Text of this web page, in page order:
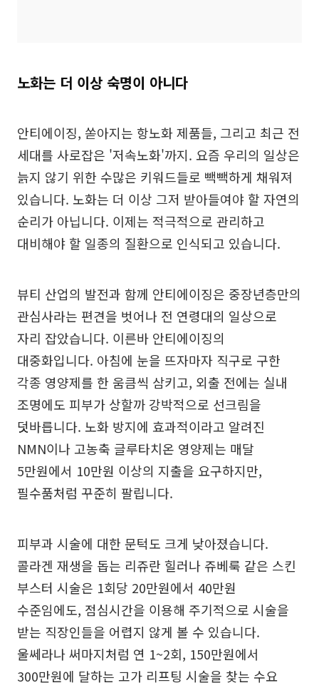
노화는 더 이상 숙명이 아니다
안티에이징, 쏟아지는 항노화 제품들, 그리고 최근 전
세대를 사로잡은 '저속노화'까지. 요즘 우리의 일상은
늙지 않기 위한 수많은 키워드들로 빽빽하게 채워져
있습니다. 노화는 더 이상 그저 받아들여야 할 자연의
순리가 아닙니다. 이제는 적극적으로 관리하고
대비해야 할 일종의 질환으로 인식되고 있습니다.
뷰티 산업의 발전과 함께 안티에이징은 중장년층만의
관심사라는 편견을 벗어나 전 연령대의 일상으로
자리 잡았습니다. 이른바 안티에이징의
대중화입니다. 아침에 눈을 뜨자마자 직구로 구한
각종 영양제를 한 움큼씩 삼키고, 외출 전에는 실내
조명에도 피부가 상할까 강박적으로 선크림을
덧바릅니다. 노화 방지에 효과적이라고 알려진
NMN이나 고농축 글루타치온 영양제는 매달
5만원에서 10만원 이상의 지출을 요구하지만,
필수품처럼 꾸준히 팔립니다.
피부과 시술에 대한 문턱도 크게 낮아졌습니다.
콜라겐 재생을 돕는 리쥬란 힐러나 쥬베룩 같은 스킨
부스터 시술은 1회당 20만원에서 40만원
수준임에도, 점심시간을 이용해 주기적으로 시술을
받는 직장인들을 어렵지 않게 볼 수 있습니다.
울쎄라나 써마지처럼 연 1~2회, 150만원에서
300만원에 달하는 고가 리프팅 시술을 찾는 수요